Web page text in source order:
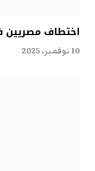
اختطاف مصريين
10 نوفمبر، 2025